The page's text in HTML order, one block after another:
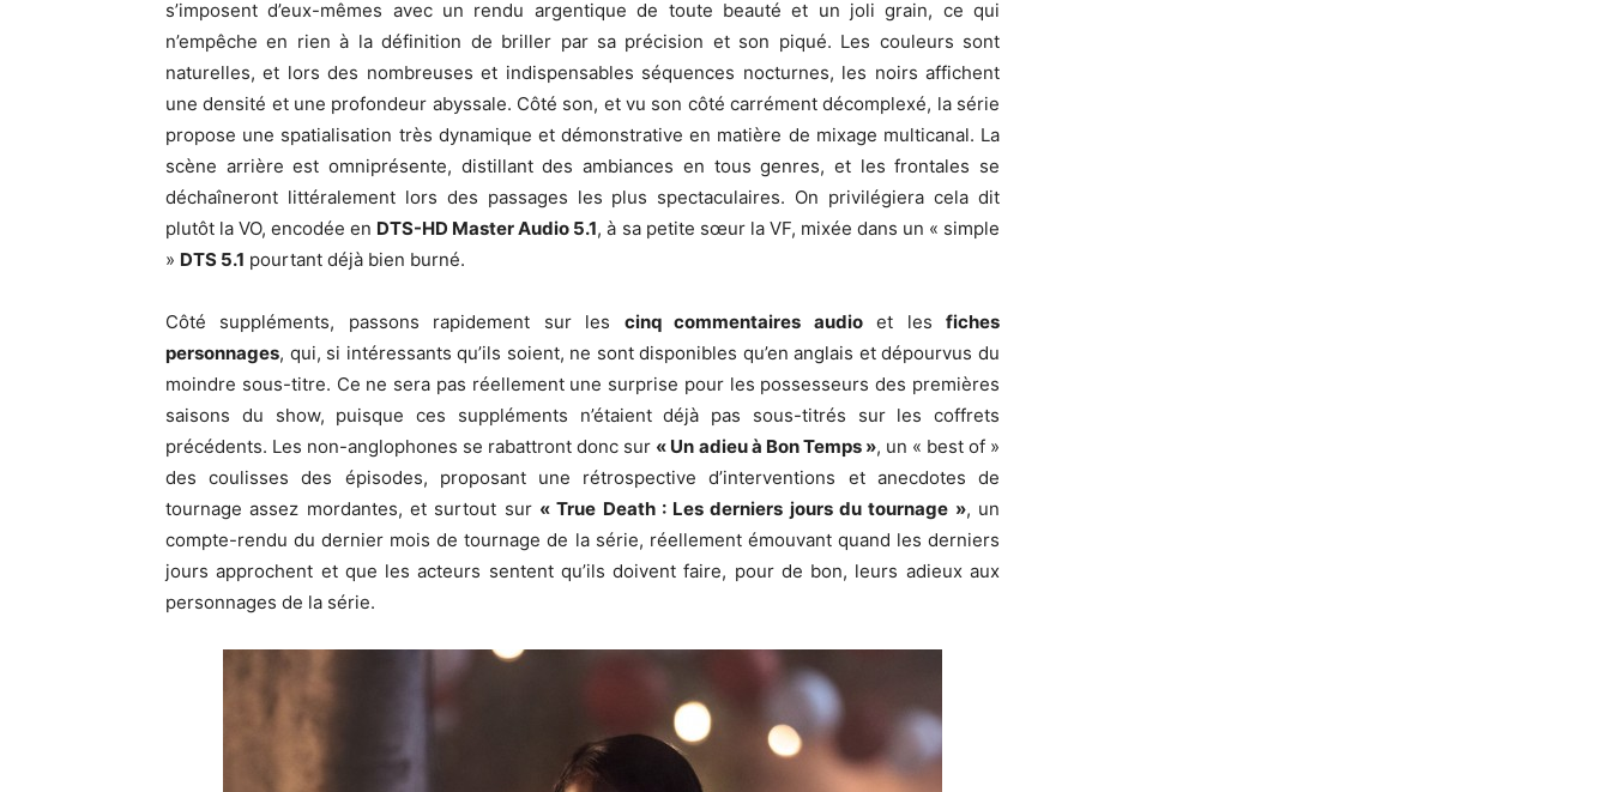
s’imposent d’eux-mêmes avec un rendu argentique de toute beauté et un joli grain, ce qui
n’empêche en rien à la définition de briller par sa précision et son piqué. Les couleurs sont
naturelles, et lors des nombreuses et indispensables séquences nocturnes, les noirs affichent
une densité et une profondeur abyssale. Côté son, et vu son côté carrément décomplexé, la série
propose une spatialisation très dynamique et démonstrative en matière de mixage multicanal. La
scène arrière est omniprésente, distillant des ambiances en tous genres, et les frontales se
déchaîneront littéralement lors des passages les plus spectaculaires. On privilégiera cela dit
plutôt la VO, encodée en DTS-HD Master Audio 5.1, à sa petite sœur la VF, mixée dans un « simple
» DTS 5.1 pourtant déjà bien burné.
Côté suppléments, passons rapidement sur les cinq commentaires audioet lesfiches
personnages, qui, si intéressants qu’ils soient, ne sont disponibles qu’en anglais et dépourvus du
moindre sous-titre. Ce ne sera pas réellement une surprise pour les possesseurs des premières
saisons du show, puisque ces suppléments n’étaient déjà pas sous-titrés sur les coffrets
précédents. Les non-anglophones se rabattront donc sur « Un adieu à Bon Temps », un « best of »
des coulisses des épisodes, proposant une rétrospective d’interventions et anecdotes de
tournage assez mordantes, et surtout sur « True Death : Les derniers jours du tournage », un
compte-rendu du dernier mois de tournage de la série, réellement émouvant quand les derniers
jours approchent et que les acteurs sentent qu’ils doivent faire, pour de bon, leurs adieux aux
personnages de la série.